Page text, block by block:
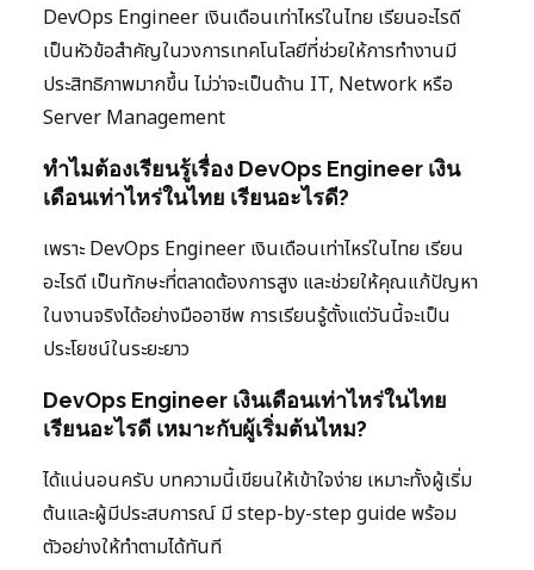
DevOps Engineer เงินเดือนเท่าไหร่ในไทย เรียนอะไรดี
เป็นหัวข้อสำคัญในวงการเทคโนโลยีที่ช่วยให้การทำงานมี
ประสิทธิภาพมากขึ้น ไม่ว่าจะเป็นด้าน IT, Network หรือ
Server Management
ทำไมต้องเรียนรู้เรื่อง DevOps Engineer เงิน
เดือนเท่าไหร่ในไทย เรียนอะไรดี?
เพราะ DevOps Engineer เงินเดือนเท่าไหร่ในไทย เรียน
อะไรดี เป็นทักษะที่ตลาดต้องการสูง และช่วยให้คุณแก้ปัญหา
ในงานจริงได้อย่างมืออาชีพ การเรียนรู้ตั้งแต่วันนี้จะเป็น
ประโยชน์ในระยะยาว
DevOps Engineer เงินเดือนเท่าไหร่ในไทย
เรียนอะไรดี เหมาะกับผู้เริ่มต้นไหม?
ได้แน่นอนครับ บทความนี้เขียนให้เข้าใจง่าย เหมาะทั้งผู้เริ่ม
ต้นและผู้มีประสบการณ์ มี step-by-step guide พร้อม
ตัวอย่างให้ทำตามได้ทันที